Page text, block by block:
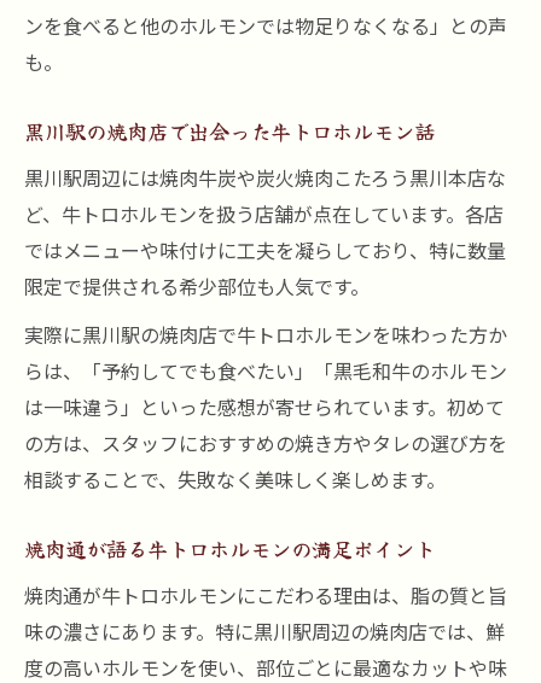
ンを食べると他のホルモンでは物足りなくなる」との声
も。
黒川駅の焼肉店で出会った牛トロホルモン話
黒川駅周辺には焼肉牛炭や炭火焼肉こたろう黒川本店な
ど、牛トロホルモンを扱う店舗が点在しています。各店
ではメニューや味付けに工夫を凝らしており、特に数量
限定で提供される希少部位も人気です。
実際に黒川駅の焼肉店で牛トロホルモンを味わった方か
らは、「予約してでも食べたい」「黒毛和牛のホルモン
は一味違う」といった感想が寄せられています。初めて
の方は、スタッフにおすすめの焼き方やタレの選び方を
相談することで、失敗なく美味しく楽しめます。
焼肉通が語る牛トロホルモンの満足ポイント
焼肉通が牛トロホルモンにこだわる理由は、脂の質と旨
味の濃さにあります。特に黒川駅周辺の焼肉店では、鮮
度の高いホルモンを使い、部位ごとに最適なカットや味